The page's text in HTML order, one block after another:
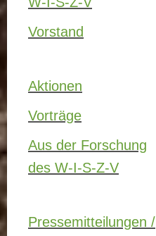
Vorstand
Aktionen
Vorträge
Aus der Forschung
des W-I-S-Z-V
Pressemitteilungen /